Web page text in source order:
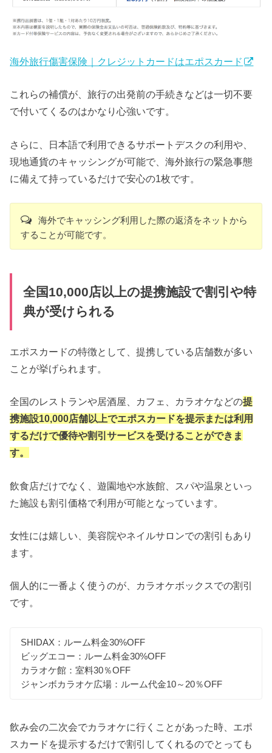
海外旅行傷害保険｜クレジットカードはエポスカード
これらの補償が、旅行の出発前の手続きなどは一切不要
で付いてくるのはかなり心強いです。
さらに、日本語で利用できるサポートデスクの利用や、
現地通貨のキャッシングが可能で、海外旅行の緊急事態
に備えて持っているだけで安心の1枚です。
海外でキャッシング利用した際の返済をネットから
することが可能です。
全国10,000店以上の提携施設で割引や特
典が受けられる
エポスカードの特徴として、提携している店舗数が多い
ことが挙げられます。
全国のレストランや居酒屋、カフェ、カラオケなどの提
携施設10,000店舗以上でエポスカードを提示または利用
するだけで優待や割引サービスを受けることができま
す。
飲食店だけでなく、遊園地や水族館、スパや温泉といっ
た施設も割引価格で利用が可能となっています。
女性には嬉しい、美容院やネイルサロンでの割引もあり
ます。
個人的に一番よく使うのが、カラオケボックスでの割引
です。
SHIDAX：ルーム料金30%OFF
ビッグエコー：ルーム料金30%OFF
カラオケ館：室料30％OFF
ジャンボカラオケ広場：ルーム代金10～20％OFF
飲み会の二次会でカラオケに行くことがあった時、エポ
スカードを提示するだけで割引してくれるのでとっても